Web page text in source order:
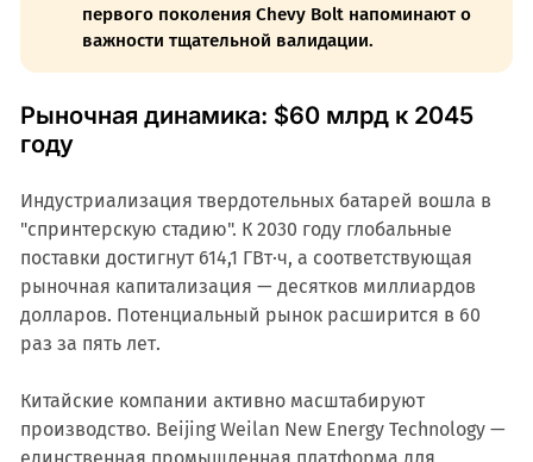
первого поколения Chevy Bolt напоминают о
важности тщательной валидации.
Рыночная динамика: $60 млрд к 2045
году
Индустриализация твердотельных батарей вошла в
"спринтерскую стадию". К 2030 году глобальные
поставки достигнут 614,1 ГВт·ч, а соответствующая
рыночная капитализация — десятков миллиардов
долларов. Потенциальный рынок расширится в 60
раз за пять лет.
Китайские компании активно масштабируют
производство. Beijing Weilan New Energy Technology —